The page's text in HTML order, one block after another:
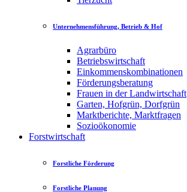
Unternehmensführung, Betrieb & Hof
Agrarbüro
Betriebswirtschaft
Einkommenskombinationen
Förderungsberatung
Frauen in der Landwirtschaft
Garten, Hofgrün, Dorfgrün
Marktberichte, Marktfragen
Sozioökonomie
Forstwirtschaft
Forstliche Förderung
Forstliche Planung